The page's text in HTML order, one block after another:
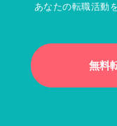
あなたの転職活動
無料